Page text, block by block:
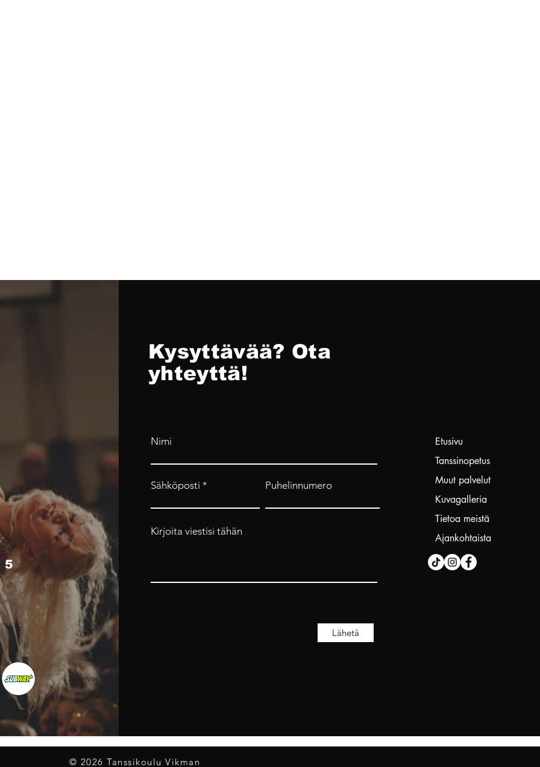
5
Kysyttävää? Ota
yhteyttä!
Nimi
Sähköposti Puhelinnumero
Kirjoita viestisi tähän
Lähetä
Etusivu
Tanssinopetus
Muut palvelut
Kuvagalleria
Tietoa meistä
Ajankohtaista
© 2026 Tanssikoulu Vikman